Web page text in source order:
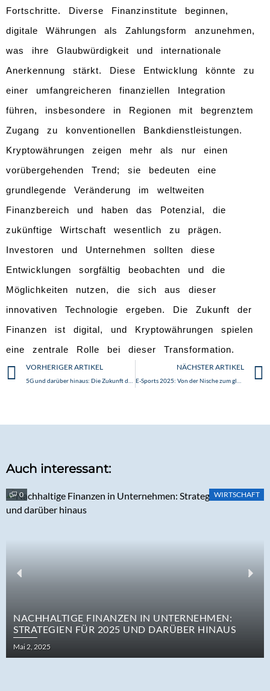
Fortschritte. Diverse Finanzinstitute beginnen,
digitale Währungen als Zahlungsform anzunehmen,
was ihre Glaubwürdigkeit und internationale
Anerkennung stärkt. Diese Entwicklung könnte zu
einer umfangreicheren finanziellen Integration
führen, insbesondere in Regionen mit begrenztem
Zugang zu konventionellen Bankdienstleistungen.
Kryptowährungen zeigen mehr als nur einen
vorübergehenden Trend; sie bedeuten eine
grundlegende Veränderung im weltweiten
Finanzbereich und haben das Potenzial, die
zukünftige Wirtschaft wesentlich zu prägen.
Investoren und Unternehmen sollten diese
Entwicklungen sorgfältig beobachten und die
Möglichkeiten nutzen, die sich aus dieser
innovativen Technologie ergeben. Die Zukunft der
Finanzen ist digital, und Kryptowährungen spielen
eine zentrale Rolle bei dieser Transformation.
Zurück
VORHERIGER ARTIKEL NÄCHSTER ARTIKEL
Auch interessant:
0 WIRTSCHAFT
NACHHALTIGE FINANZEN IN UNTERNEHMEN:
STRATEGIEN FÜR 2025 UND DARÜBER HINAUS
Posted
on
Mai 2, 2025
Previous